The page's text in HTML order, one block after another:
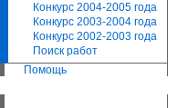
Конкурс 2004-2005 года
Конкурс 2003-2004 года
Конкурс 2002-2003 года
Поиск работ
Помощь